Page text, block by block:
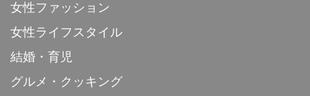
女性ファッション
女性ライフスタイル
結婚・育児
グルメ・クッキング